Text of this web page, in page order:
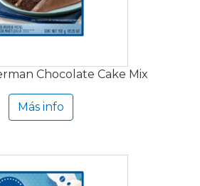
Chocolate Cake Mix
Más info